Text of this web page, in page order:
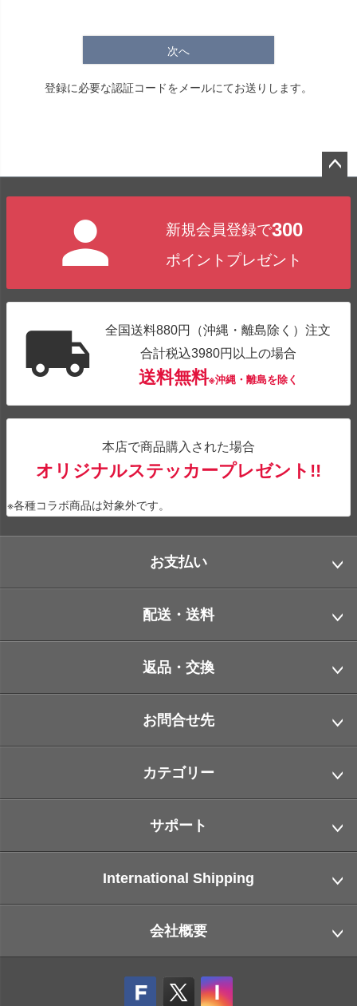
次へ
登録に必要な認証コードをメールにてお送りします。
新規会員登録で300
ポイントプレゼント
全国送料880円（沖縄・離島除く）注文
合計税込3980円以上の場合
送料無料※沖縄・離島を除く
本店で商品購入された場合
オリジナルステッカープレゼント!!
※各種コラボ商品は対象外です。
お支払い
配送・送料
返品・交換
お問合せ先
カテゴリー
サポート
International Shipping
会社概要